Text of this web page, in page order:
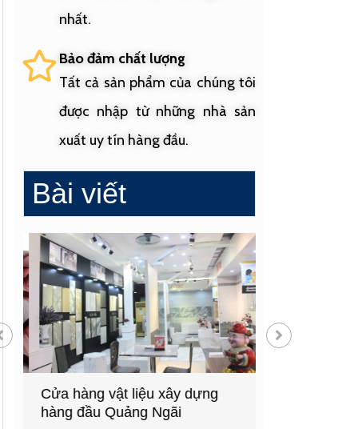
nhất.
Bảo đảm chất lượng
Tất cả sản phẩm của chúng tôi
được nhập từ những nhà sản
xuất uy tín hàng đầu.
Bài viết
Cửa hàng vật liệu xây dựng
hàng đầu Quảng Ngãi